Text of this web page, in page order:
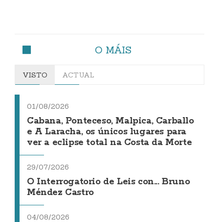
O MÁIS
VISTO ACTUAL
01/08/2026
Cabana, Ponteceso, Malpica, Carballo
e A Laracha, os únicos lugares para
ver a eclipse total na Costa da Morte
29/07/2026
O Interrogatorio de Leis con... Bruno
Méndez Castro
04/08/2026